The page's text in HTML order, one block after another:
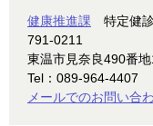
健康推進課
特定健
791-0211
東温市見奈良490番
Tel：089-964-4407
メールでのお問い合